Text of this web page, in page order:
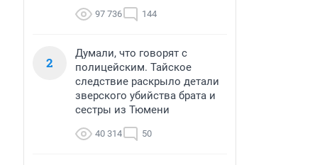
97 736 144
2
Думали, что говорят с
полицейским. Тайское
следствие раскрыло детали
зверского убийства брата и
сестры из Тюмени
40 314 50